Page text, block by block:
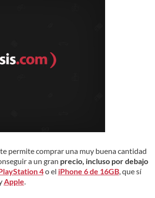
te permite comprar una muy buena cantidad
a un gran precio, incluso por debajo
4o el iPhone 6 de 16GB, que sí
Apple.